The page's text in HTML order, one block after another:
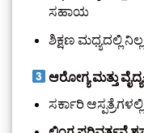
ಸಹಾಯ
ಶಿಕ್ಷಣ ಮಧ್ಯದಲ್ಲಿ
ಆರೋಗ್ಯ ಮತ್ತು
ಸರ್ಕಾರಿ ಆಸ್ಪತ್ರೆಗಳಲ್ಲಿ